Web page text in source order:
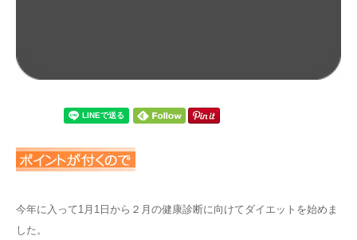
今年に入って1月1日から２月の健康診断に向けてダイエットを始めま
した。